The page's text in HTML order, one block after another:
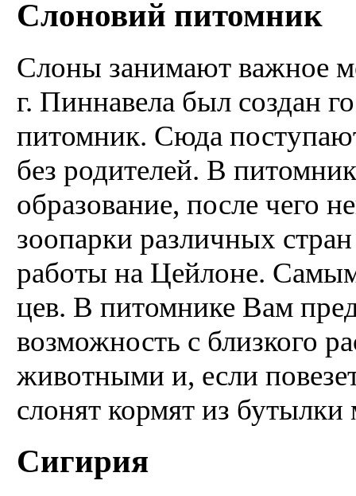
Слоновий питомник
Слоны занимают важное
г. Пиннавела был создан
питомник. Сюда
без роди­телей. В
образование, после чего
зоо­парки различных
работы на Цейлоне.
цев. В питомнике Вам
возможность с близкого
животными и, если
слонят кормят из
Сигирия